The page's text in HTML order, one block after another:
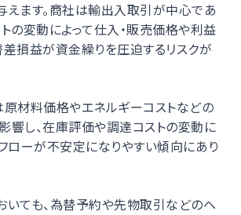
えます。商社は輸出入取引が中心であ
の変動によって仕入・販売価格や利益
損益が資金繰りを圧迫するリスクが
原材料価格やエネルギーコストなどの
響し、在庫評価や調達コストの変動に
ローが不安定になりやすい傾向にあり
いても、為替予約や先物取引などのヘ